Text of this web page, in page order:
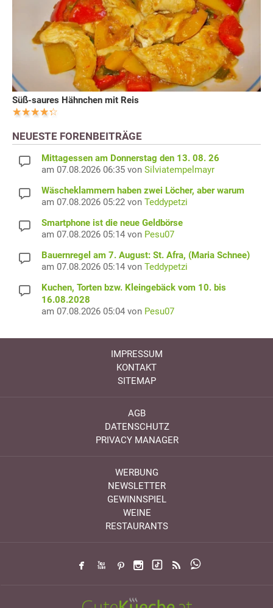
Süß-saures Hähnchen mit Reis
NEUESTE FORENBEITRÄGE
Mittagessen am Donnerstag den 13. 08. 26
am 07.08.2026 06:35 von Silviatempelmayr
Wäscheklammern haben zwei Löcher, aber warum
am 07.08.2026 05:22 von Teddypetzi
Smartphone ist die neue Geldbörse
am 07.08.2026 05:14 von Pesu07
Bauernregel am 7. August: St. Afra, (Maria Schnee)
am 07.08.2026 05:14 von Teddypetzi
Kuchen, Torten bzw. Kleingebäck vom 10. bis
16.08.2028
am 07.08.2026 05:04 von Pesu07
IMPRESSUM
KONTAKT
SITEMAP
AGB
DATENSCHUTZ
PRIVACY MANAGER
WERBUNG
NEWSLETTER
GEWINNSPIEL
WEINE
RESTAURANTS